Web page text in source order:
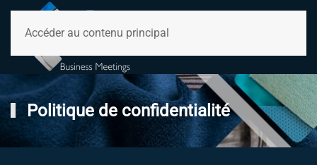
Accéder au contenu principal
Politique de confidentialité